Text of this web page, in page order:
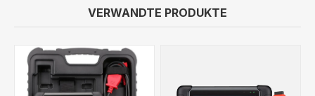
VERWANDTE PRODUKTE